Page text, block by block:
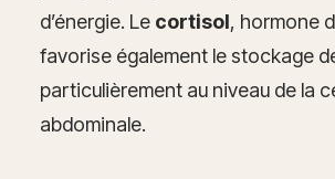
d’énergie. Le cortisol, hormone
favorise également le stockage
particulièrement au niveau de la
abdominale.